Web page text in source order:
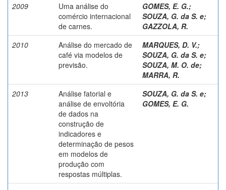
2009
Uma análise do
comércio internacional
de carnes.
GOMES, E. G.;
SOUZA, G. da S. e;
GAZZOLA, R.
2010
Análise do mercado de
café via modelos de
previsão.
MARQUES, D. V.;
SOUZA, G. da S. e;
SOUZA, M. O. de;
MARRA, R.
2013
Análise fatorial e
análise de envoltória
de dados na
construção de
indicadores e
determinação de pesos
em modelos de
produção com
respostas múltiplas.
SOUZA, G. da S. e;
GOMES, E. G.